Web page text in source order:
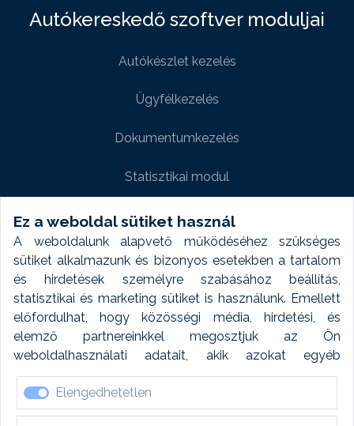
Ez a weboldal sütiket használ
A weboldalunk alapvető működéséhez szükséges
sütiket alkalmazunk és bizonyos esetekben a tartalom
és hirdetések személyre szabásához beállítás,
statisztikai és marketing sütiket is használunk. Emellett
előfordulhat, hogy közösségi média, hirdetési, és
elemző partnereinkkel megosztjuk az Ön
weboldalhasználati adatait, akik azokat egyéb
forrásokból gyűjtött adatokkal kombinálhatják. A sütik
elfogadásával kapcsolatosan naplózást végzünk és
ezen adatokat 6 hónap után automatikusan töröljük. A
Elengedhetetlen
Autókereskedő szoftver moduljai
Autókészlet kezelés
Ügyfélkezelés
Dokumentumkezelés
Statisztikai modul
Weboldal modul
Fényképtár extra modul
Autómosó modul
Feladatütemezés